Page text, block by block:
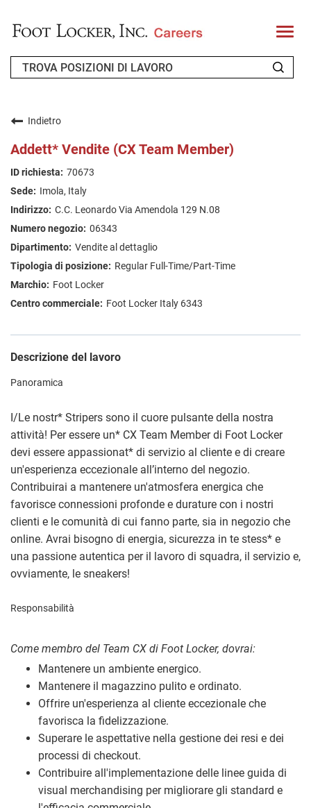
T
o
l
FAQ
CERCA LAVORO
Indietro
Addett* Vendite (CX Team Member)
70673
Imola, Italy
C.C. Leonardo Via Amendola 129 N.08
06343
Vendite al dettaglio
Regular Full-Time/Part-Time
Foot Locker
Foot Locker Italy 6343
Descrizione del lavoro
Panoramica
I/Le nostr* Stripers sono il cuore pulsante della nostra
attività! Per essere un* CX Team Member di Foot Locker
devi essere appassionat* di servizio al cliente e di creare
un'esperienza eccezionale all’interno del negozio.
Contribuirai a mantenere un'atmosfera energica che
favorisce connessioni profonde e durature con i nostri
clienti e le comunità di cui fanno parte, sia in negozio che
online. Avrai bisogno di energia, sicurezza in te stess* e
una passione autentica per il lavoro di squadra, il servizio e,
ovviamente, le sneakers!
Responsabilità
Come membro del Team CX di Foot Locker, dovrai:
Mantenere un ambiente energico.
Mantenere il magazzino pulito e ordinato.
Offrire un'esperienza al cliente eccezionale che
favorisca la fidelizzazione.
Superare le aspettative nella gestione dei resi e dei
processi di checkout.
Contribuire all'implementazione delle linee guida di
visual merchandising per migliorare gli standard e